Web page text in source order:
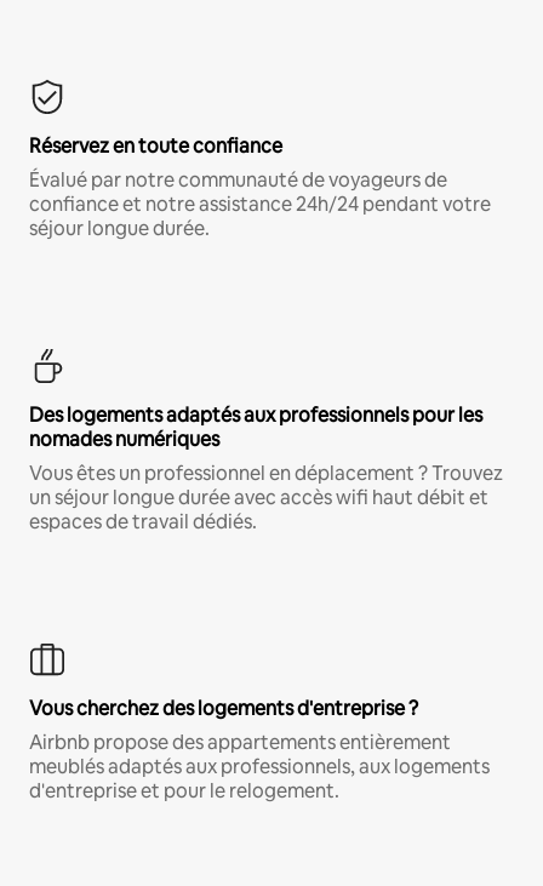
Réservez en toute confiance
Évalué par notre communauté de voyageurs de
confiance et notre assistance 24h/24 pendant votre
séjour longue durée.
Des logements adaptés aux professionnels pour les
nomades numériques
Vous êtes un professionnel en déplacement ? Trouvez
un séjour longue durée avec accès wifi haut débit et
espaces de travail dédiés.
Vous cherchez des logements d'entreprise ?
Airbnb propose des appartements entièrement
meublés adaptés aux professionnels, aux logements
d'entreprise et pour le relogement.